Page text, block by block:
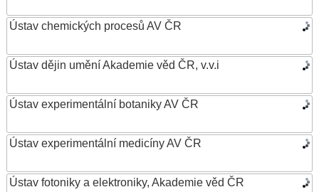
Ústav chemických procesů AV ČR
Ústav dějin umění Akademie věd ČR, v.v.i
Ústav experimentální botaniky AV ČR
Ústav experimentální medicíny AV ČR
Ústav fotoniky a elektroniky, Akademie věd ČR